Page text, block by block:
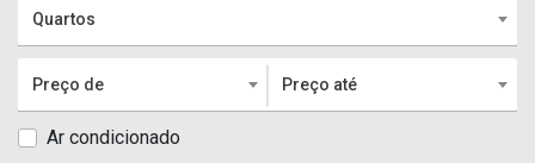
Quartos
Preço de Preço até
Ar condicionado